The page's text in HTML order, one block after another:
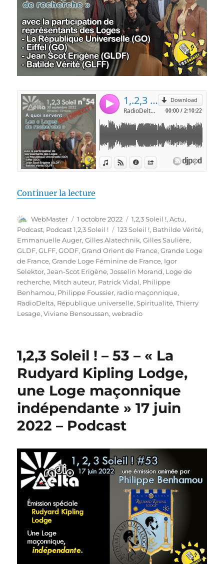
Continuer la lecture
Auteur
WebMaster
Publié
le
1 octobre 2022 Catégories
1,2,3 Soleil !,Actu,
Podcast, Podcast 1,2,3 Soleil ! Étiquettes
123 Soleil !, Bathilde Vérité,
Emmanuelle Auger,Gilles Alatechnik,Gilles Saulière,
GLDF,GLFF,GODF,Grand Orient de France,Grande Loge
de France,Grande Loge Féminine de France, Igor
Selektor,Jean-Scot Erigène,Josselin Morand, Loge de
recherche, Mitch auteur, Patrick Vidal, Philippe
Benhamou, Philippe Foussier, radio maçonnique,
RadioDelta, République universelle,Spiritualité,Thierry
Lesage,Viviane Bensoussan,webradio
1,2,3 Soleil ! – 53 – « La
Rudyard Kipling Lodge,
une Loge maçonnique
indépendante » 17 juin
2022 – Podcast